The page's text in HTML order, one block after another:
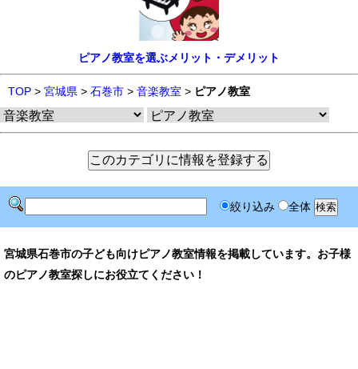
ピアノ教室を選ぶメリット・デメリット
TOP > 宮城県 > 石巻市 > 音楽教室 > ピアノ教室
絞り込み 全体
宮城県石巻市の子ども向けピアノ教室情報を掲載しています。お子様
のピアノ教室探しにお役立てください！